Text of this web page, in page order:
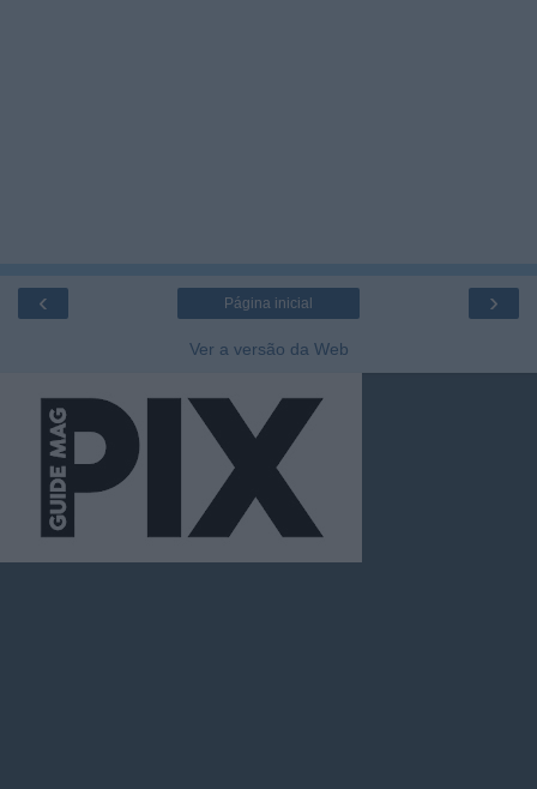
‹ ›
Página inicial
Ver a versão da Web